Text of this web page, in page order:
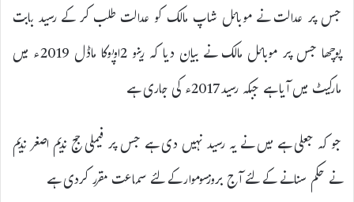
جس پر عدالت نے موبائل شاپ مالک کو عدالت طلب کر کے رسید بابت
پوچھا جس پر موبائل مالک نے بیان دیا کہ رینو 2اوپوکا ماڈل 2019ء میں
مارکیٹ میں آیا ہے جبکہ رسید2017ء کی جاری ہے
جو کہ جعلی ہے میں نے یہ رسید نہیں دی ہے جس پر فیملی جج ندیم اصغر ندیم
نے حکم سنانے کے لئے آج بروزسوموارکے لئے سماعت مقرر کردی ہے